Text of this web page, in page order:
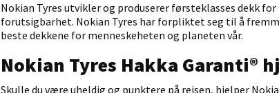
Nokian Tyres utvikler og produserer førsteklasses dekk
forutsigbarhet. Nokian Tyres har forpliktet seg til å
beste dekkene for menneskeheten og planeten vår.
Nokian Tyres Hakka Garanti®
Skulle du være uheldig og punktere på reisen, hjelper